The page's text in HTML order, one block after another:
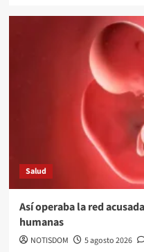
Salud
Así operaba la red
humanas
NOTISDOM 5 agosto 2026